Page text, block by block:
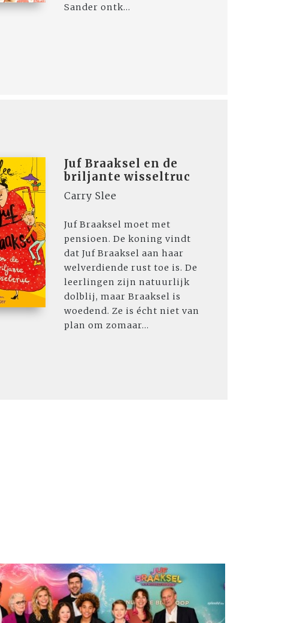
Sander ontk...
Juf Braaksel en de
briljante wisseltruc
Carry Slee
Juf Braaksel moet met
pensioen. De koning vindt
dat Juf Braaksel aan haar
welverdiende rust toe is. De
leerlingen zijn natuurlijk
dolblij, maar Braaksel is
woedend. Ze is écht niet van
plan om zomaar...